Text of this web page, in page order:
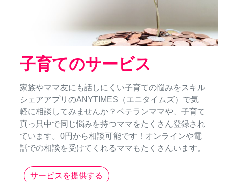
子育てのサービス
家族やママ友にも話しにくい子育ての悩みをスキル
シェアアプリのANYTIMES（エニタイムズ）で気
軽に相談してみませんか？ベテランママや、子育て
真っ只中で同じ悩みを持つママをたくさん登録され
ています。0円から相談可能です！オンラインや電
話での相談を受けてくれるママもたくさんいます。
サービスを提供する